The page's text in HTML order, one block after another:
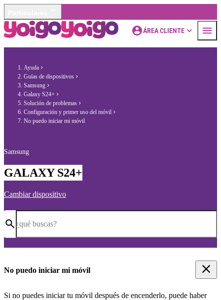
ÁREA CLIENTE
Ayuda
Guías de dispositivos
Samsung
Galaxy S24+
Solución de problemas
Configuración y primer uso del móvil
No puedo iniciar mi móvil
Samsung
GALAXY S24+
Cambiar dispositivo
¿qué buscas?
No puedo iniciar mi móvil
Si no puedes iniciar tu móvil después de encenderlo, puede haber